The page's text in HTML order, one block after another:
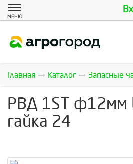
МЕНЮ
Главная Каталог Запасные
РВД 1ST ф12мм
гайка 24